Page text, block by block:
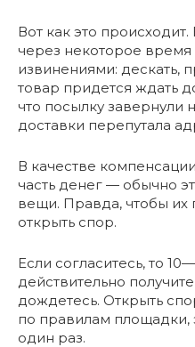
Вот как это
через некоторое
извинениями: дескать,
товар придется ждать
что посылку завернули
доставки перепутала
В качестве
часть денег — обычно
вещи. Правда, чтобы их
открыть спор.
Если согласитесь, то
действительно
дождетесь. Открыть
по правилам площадки,
один раз.